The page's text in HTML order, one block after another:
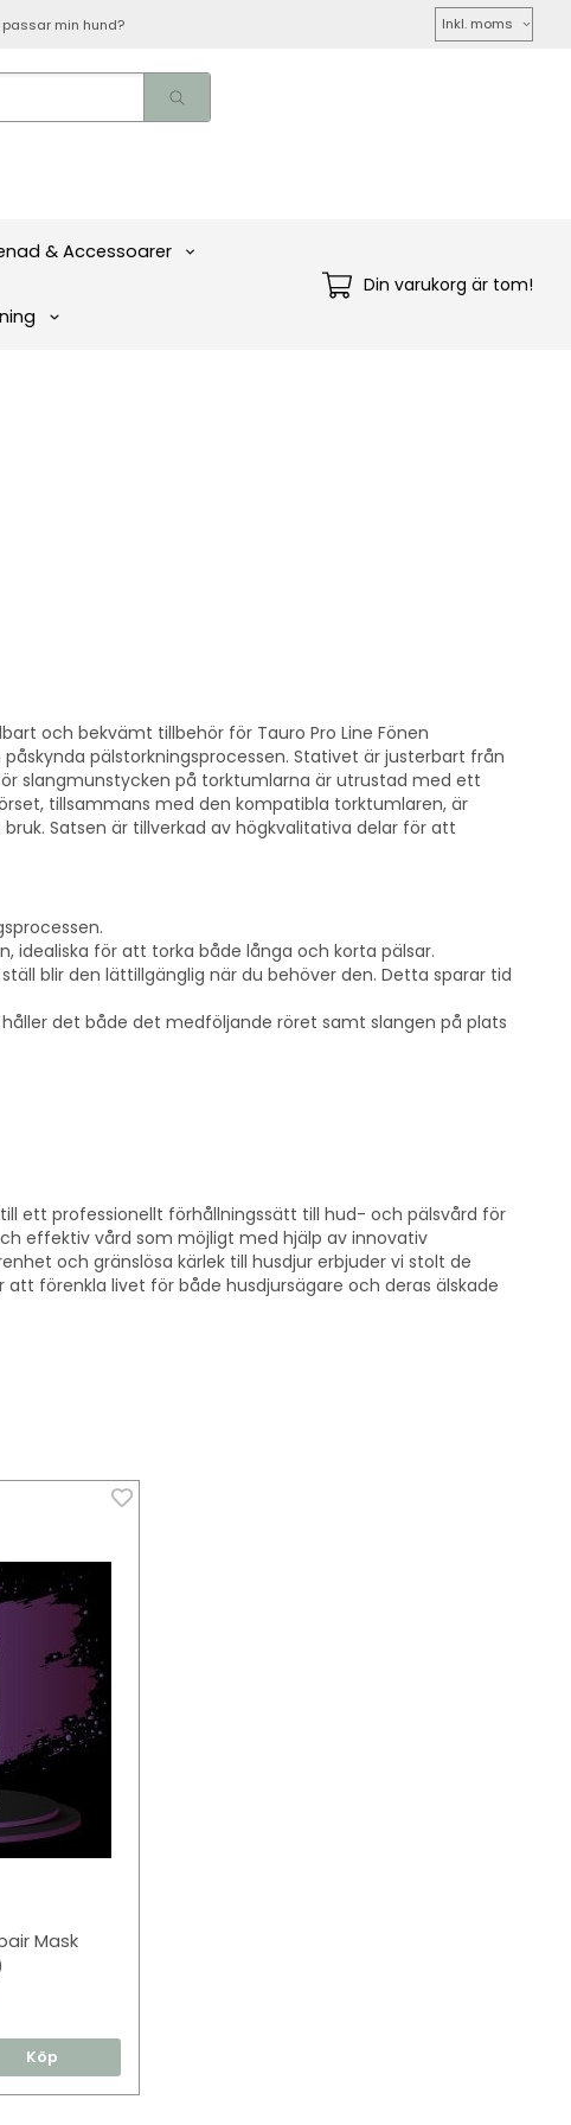
min hund?
Välj
moms
& Accessoarer
Din varukorg är tom!
och bekvämt tillbehör för Tauro Pro Line Fönen
pälstorkningsprocessen. Stativet är justerbart från
slangmunstycken på torktumlarna är utrustad med ett
tillsammans med den kompatibla torktumlaren, är
Satsen är tillverkad av högkvalitativa delar för att
idealiska för att torka både långa och korta pälsar.
blir den lättillgänglig när du behöver den. Detta sparar tid
det både det medföljande röret samt slangen på plats
ett professionellt förhållningssätt till hud- och pälsvård för
effektiv vård som möjligt med hjälp av innovativ
och gränslösa kärlek till husdjur erbjuder vi stolt de
förenkla livet för både husdjursägare och deras älskade
Mask
Köp